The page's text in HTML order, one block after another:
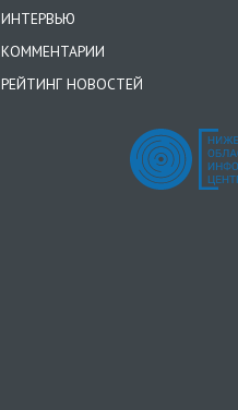
ИНТЕРВЬЮ
КОММЕНТАРИИ
РЕЙТИНГ НОВОСТЕЙ